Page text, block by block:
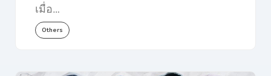
เมื่อ…
Others